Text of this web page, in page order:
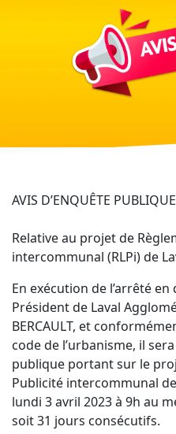
AVIS D’ENQUÊTE PUBLIQUE
Relative au projet de
intercommunal (RLPi) de
En exécution de l’arrêté en
Président de Laval
BERCAULT, et
codede l’urbanisme, il
publique portant sur le
Publicité intercommunal
lundi 3 avril 2023 à 9h au
soit 31 jours consécutifs.